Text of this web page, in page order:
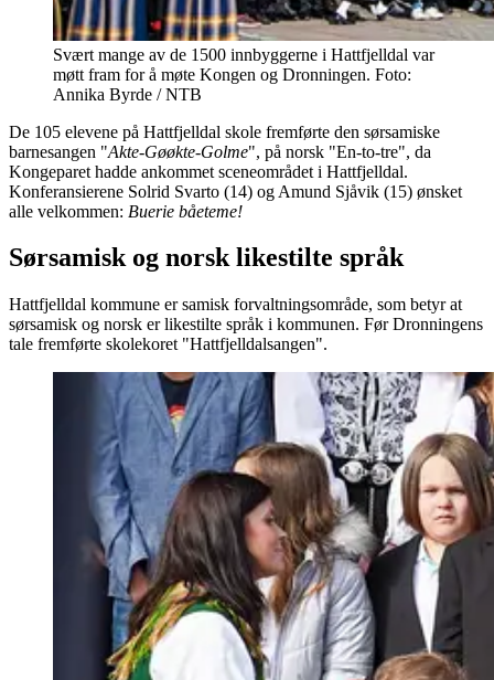
Svært mange av de 1500 innbyggerne i Hattfjelldal var
møtt fram for å møte Kongen og Dronningen. Foto:
Annika Byrde / NTB
De 105 elevene på Hattfjelldal skole fremførte den sørsamiske
barnesangen "Akte-Gøøkte-Golme", på norsk "En-to-tre", da
Kongeparet hadde ankommet sceneområdet i Hattfjelldal.
Konferansierene Solrid Svarto (14) og Amund Sjåvik (15) ønsket
alle velkommen: Buerie båeteme!
Sørsamisk og norsk likestilte språk
Hattfjelldal kommune er samisk forvaltningsområde, som betyr at
sørsamisk og norsk er likestilte språk i kommunen. Før Dronningens
tale fremførte skolekoret "Hattfjelldalsangen".